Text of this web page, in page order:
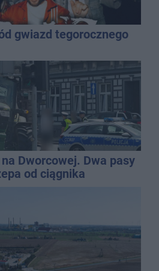
gwiazd tegorocznego
Dworcowej. Dwa pasy
od ciągnika